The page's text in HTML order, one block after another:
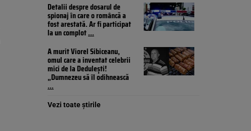
Detalii despre dosarul de
spionaj în care o româncă a
fost arestată. Ar fi participat
la un complot...
A murit Viorel Sibiceanu,
omul care a inventat celebrii
mici de la Dedulești!
„Dumnezeu să îl odihnească
...
Vezi toate știrile